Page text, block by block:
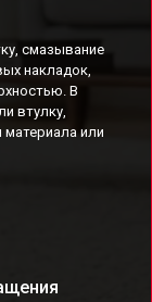
смазывание
накладок,
В
втулку,
или